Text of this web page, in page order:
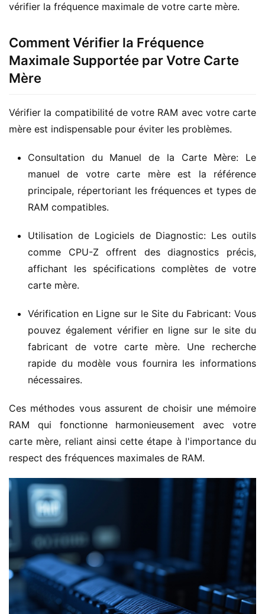
vérifier la fréquence maximale de votre carte mère.
Comment Vérifier la Fréquence
Maximale Supportée par Votre Carte
Mère
Vérifier la compatibilité de votre RAM avec votre carte
mère est indispensable pour éviter les problèmes.
Consultation du Manuel de la Carte Mère: Le
manuel de votre carte mère est la référence
principale, répertoriant les fréquences et types de
RAM compatibles.
Utilisation de Logiciels de Diagnostic: Les outils
comme CPU-Z offrent des diagnostics précis,
affichant les spécifications complètes de votre
carte mère.
Vérification en Ligne sur le Site du Fabricant: Vous
pouvez également vérifier en ligne sur le site du
fabricant de votre carte mère. Une recherche
rapide du modèle vous fournira les informations
nécessaires.
Ces méthodes vous assurent de choisir une mémoire
RAM qui fonctionne harmonieusement avec votre
carte mère, reliant ainsi cette étape à l'importance du
respect des fréquences maximales de RAM.